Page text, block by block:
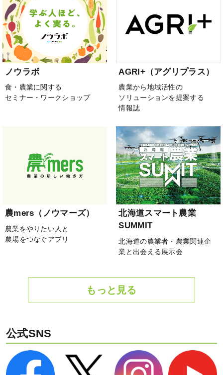
ノウラボ
食・農業に関する
セミナー・ワークショップ
AGRI+（アグリプラス）
農業から地域活性の
ソリューションを提案する
情報誌
農mers（ノウマーズ）
農業をやりたい人と
農場をつなぐアプリ
北海道スマート農業
SUMMIT
北海道の農業者・農業関連企
業と出会える展示会
もっと見る
公式SNS